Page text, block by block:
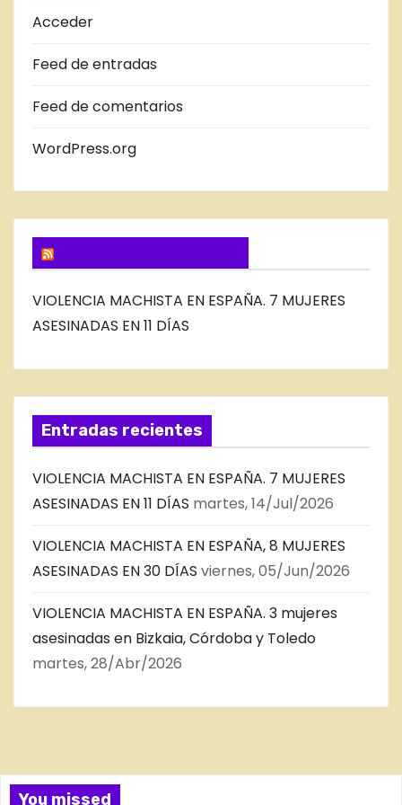
A
D
B
O
G
Acceder
Feed de entradas
Feed de comentarios
WordPress.org
VIOLENCIA MACHISTA EN ESPAÑA. 7 MUJERES
ASESINADAS EN 11 DÍAS
Entradas recientes
VIOLENCIA MACHISTA EN ESPAÑA. 7 MUJERES
ASESINADAS EN 11 DÍAS martes, 14/Jul/2026
VIOLENCIA MACHISTA EN ESPAÑA, 8 MUJERES
ASESINADAS EN 30 DÍAS viernes, 05/Jun/2026
VIOLENCIA MACHISTA EN ESPAÑA. 3 mujeres
asesinadas en Bizkaia, Córdoba y Toledo
martes, 28/Abr/2026
You missed